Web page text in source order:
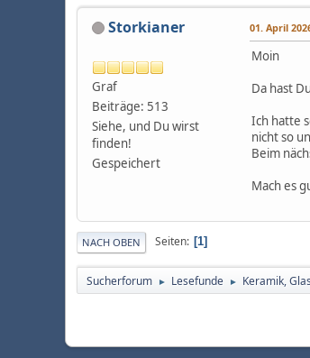
Storkianer
Graf
Beiträge: 513
Siehe, und Du wirst
finden!
Gespeichert
01. April
Moin
Da hast
Ich hatte
nicht so
Beim
Mach es
NACH OBEN Seiten 1
Sucherforum ► Lesefunde ► Keramik,